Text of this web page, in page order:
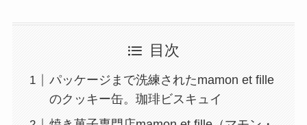
目次
パッケージまで洗練されたmamon et fille
のクッキー缶。珈琲ビスキュイ